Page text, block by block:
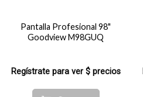
Pantalla Profesional 98"
Goodview M98GUQ
Regístrate para ver $ precios